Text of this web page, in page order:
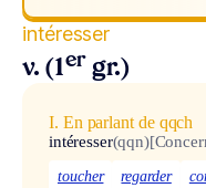
intéresser
v. (1er gr.)
I. En parlant de qqch
intéresser(qqn)
toucher regarder